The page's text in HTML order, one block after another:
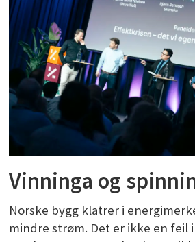
Vinninga og
Norske bygg klatrer i
mindre strøm. Det er ikke en feil